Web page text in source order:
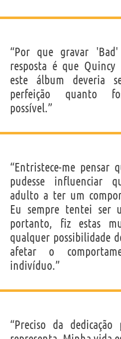
“Por que gravar
resposta é que
este álbum deveria
perfeição quanto
possível.”
“Entristece-me pensar
pudesse influenciar
adulto a ter um
Eu sempre tentei ser
portanto, fiz estas
qualquer possibilidade
afetar o
indivíduo.”
“Preciso da